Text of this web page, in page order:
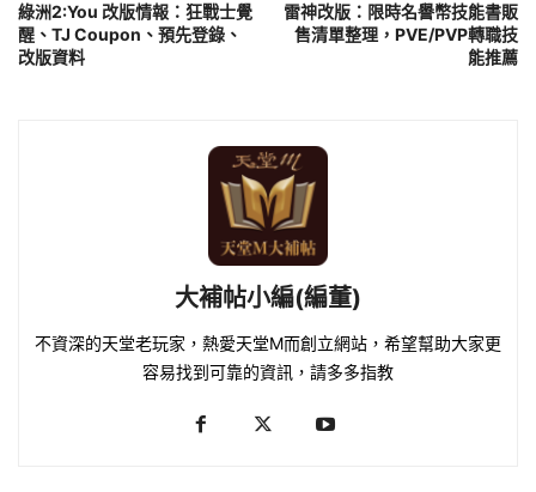
綠洲2:You 改版情報：狂戰士覺
醒、TJ Coupon、預先登錄、
改版資料
雷神改版：限時名譽幣技能書販
售清單整理，PVE/PVP轉職技
能推薦
大補帖小編(編董)
不資深的天堂老玩家，熱愛天堂M而創立網站，希望幫助大家更
容易找到可靠的資訊，請多多指教